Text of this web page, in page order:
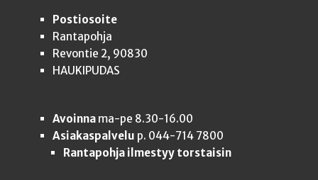
Postiosoite
Rantapohja
Revontie 2, 90830
HAUKIPUDAS
Avoinnama-pe 8.30-16.00
Asiakaspalvelu p. 044-714 7800
Rantapohja ilmestyy torstaisin